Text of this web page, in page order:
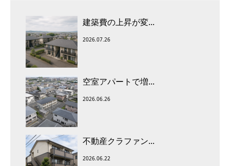
建築費の上昇が変...
2026.07.26
空室アパートで増...
2026.06.26
不動産クラファン...
2026.06.22